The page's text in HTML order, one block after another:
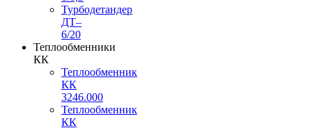
Турбодетандер
ДТ–
6/20
Теплообменники
КК
Теплообменник
КК
3246.000
Теплообменник
КК